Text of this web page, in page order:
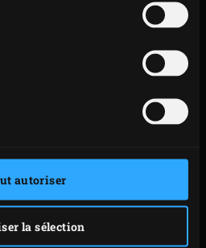
autoriser
la sélection
environ 4 heures de sorte
de la viande (laissez-la mijoter
retirez le couvercle
rabattez celui de l’EGG. Laissez
supplémentaires de sorte
de l’EGG et laissez
couvercle sur le faitout et